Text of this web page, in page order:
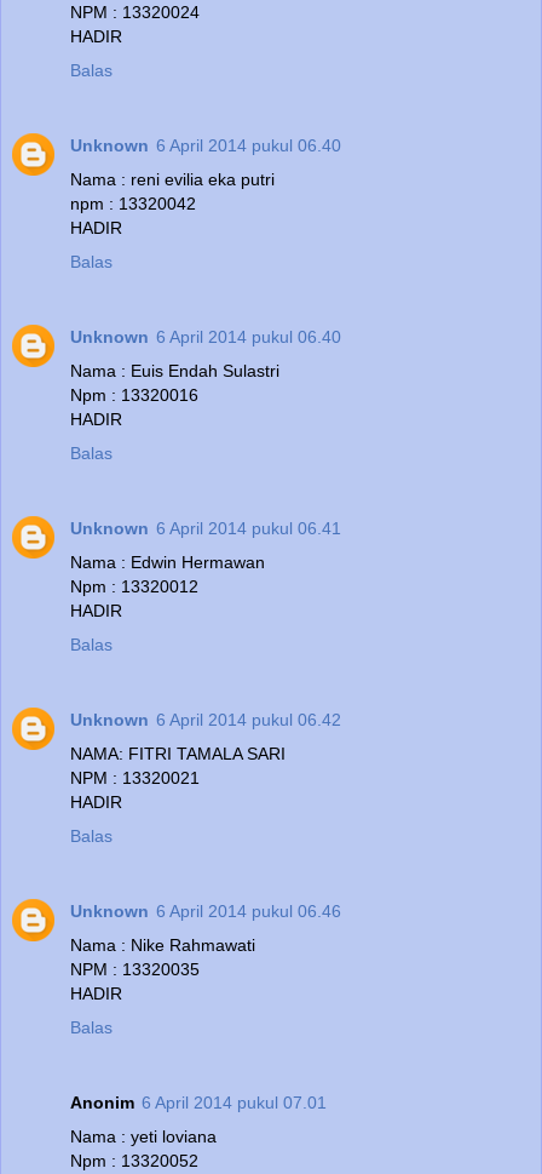
NPM : 13320024
HADIR
Balas
Unknown 6 April 2014 pukul 06.40
Nama : reni evilia eka putri
npm : 13320042
HADIR
Balas
Unknown 6 April 2014 pukul 06.40
Nama : Euis Endah Sulastri
Npm : 13320016
HADIR
Balas
Unknown 6 April 2014 pukul 06.41
Nama : Edwin Hermawan
Npm : 13320012
HADIR
Balas
Unknown 6 April 2014 pukul 06.42
NAMA: FITRI TAMALA SARI
NPM : 13320021
HADIR
Balas
Unknown 6 April 2014 pukul 06.46
Nama : Nike Rahmawati
NPM : 13320035
HADIR
Balas
Anonim 6 April 2014 pukul 07.01
Nama : yeti loviana
Npm : 13320052